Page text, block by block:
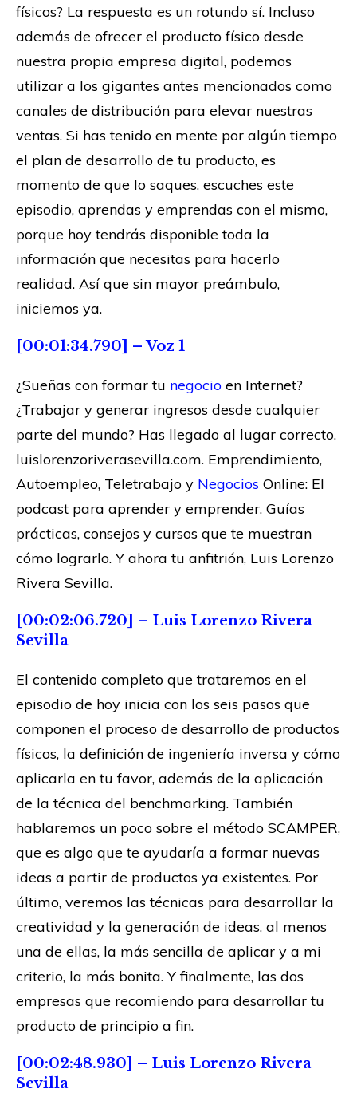
físicos? La respuesta es un rotundo sí. Incluso
además de ofrecer el producto físico desde
nuestra propia empresa digital, podemos
utilizar a los gigantes antes mencionados como
canales de distribución para elevar nuestras
ventas. Si has tenido en mente por algún tiempo
el plan de desarrollo de tu producto, es
momento de que lo saques, escuches este
episodio, aprendas y emprendas con el mismo,
porque hoy tendrás disponible toda la
información que necesitas para hacerlo
realidad. Así que sin mayor preámbulo,
iniciemos ya.
[00:01:34.790] – Voz 1
¿Sueñas con formar tu negocio en Internet?
¿Trabajar y generar ingresos desde cualquier
parte del mundo? Has llegado al lugar correcto.
luislorenzoriverasevilla.com. Emprendimiento,
Autoempleo, Teletrabajo y Negocios Online: El
podcast para aprender y emprender. Guías
prácticas, consejos y cursos que te muestran
cómo lograrlo. Y ahora tu anfitrión, Luis Lorenzo
Rivera Sevilla.
[00:02:06.720] – Luis Lorenzo Rivera
Sevilla
El contenido completo que trataremos en el
episodio de hoy inicia con los seis pasos que
componen el proceso de desarrollo de productos
físicos, la definición de ingeniería inversa y cómo
aplicarla en tu favor, además de la aplicación
de la técnica del benchmarking. También
hablaremos un poco sobre el método SCAMPER,
que es algo que te ayudaría a formar nuevas
ideas a partir de productos ya existentes. Por
último, veremos las técnicas para desarrollar la
creatividad y la generación de ideas, al menos
una de ellas, la más sencilla de aplicar y a mi
criterio, la más bonita. Y finalmente, las dos
empresas que recomiendo para desarrollar tu
producto de principio a fin.
[00:02:48.930] – Luis Lorenzo Rivera
Sevilla